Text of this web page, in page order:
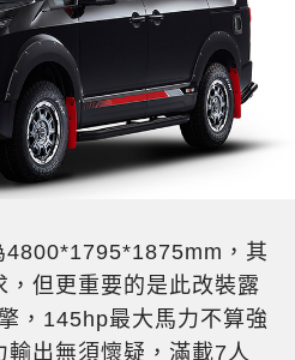
，其
，但更重要的是此改裝露
，145hp最大馬力不算強
出無須懷疑，滿載7人